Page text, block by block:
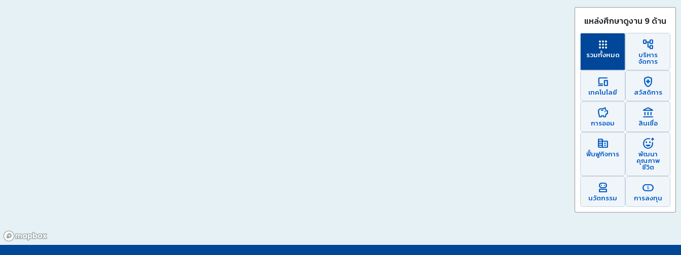
แหล่งศึกษาดูงาน 9 ด้าน
apps
รวมทั้งหมด
account_tree
บริหาร
จัดการ
devices
เทคโนโลยี
health_and_safety
สวัสดิการ
savings
การออม
account_balance
สินเชื่อ
corporate_fare
ฟื้นฟูกิจการ
add_reaction
พัฒนา
คุณภาพ
ชีวิต
robot_2
นวัตกรรม
finance_chip
การลงทุน